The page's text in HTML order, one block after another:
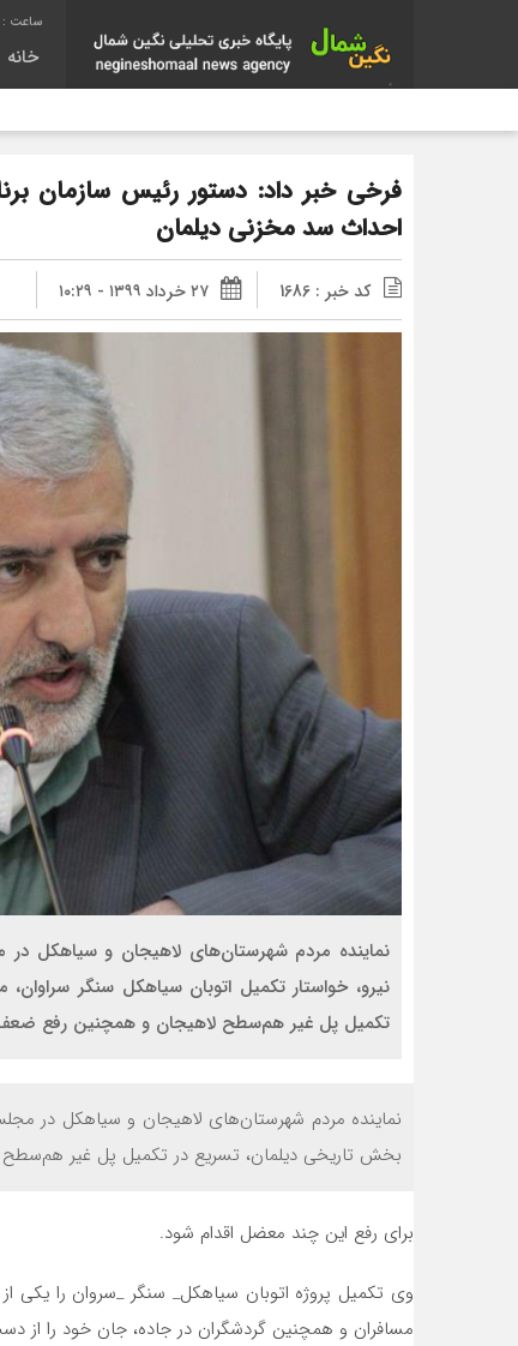
خانه
فرخی خبر داد: دستور رئیس سازمان
احداث سد مخزنی دیلمان
کد خبر : 1686 ۲۷ خرداد ۱۳۹۹ - ۱۰:۲۹
نماینده مردم شهرستان‌های لاهیجان و سیاهکل
نیرو، خواستار تکمیل اتوبان سیاهکل سنگر
تکمیل پل غیر هم‌سطح لاهیجان و همچنین رفع
نماینده مردم شهرستان‌های لاهیجان و سیاهکل در
بخش تاریخی دیلمان، تسریع در تکمیل پل غیر
برای رفع این چند معضل اقدام شود.
وی تکمیل پروژه اتوبان سیاهکل_ سنگر _سروان را یکی
مسافران و همچنین گردشگران در جاده، جان خود را از